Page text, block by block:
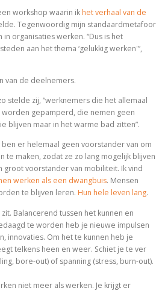
workshop waarin ik het verhaal van de
Tegenwoordig mijn standaardmetafoor
organisaties werken. “Dus is het
aan het thema ‘gelukkig werken'”,
van de deelnemers.
stelde zij, “werknemers die het allemaal
worden gepamperd, die nemen geen
blijven maar in het warme bad zitten”.
er helemaal geen voorstander van om
te maken, zodat ze zo lang mogelijk blijven
groot voorstander van mobiliteit. Ik vind
werken als een dwangbuis. Mensen
te blijven leren. Hun hele leven lang.
Balancerend tussen het kunnen en
te worden heb je nieuwe impulsen
innovaties. Om het te kunnen heb je
telkens heen en weer. Schiet je te ver
bore-out) of spanning (stress, burn-out).
niet meer als werken. Je krijgt er